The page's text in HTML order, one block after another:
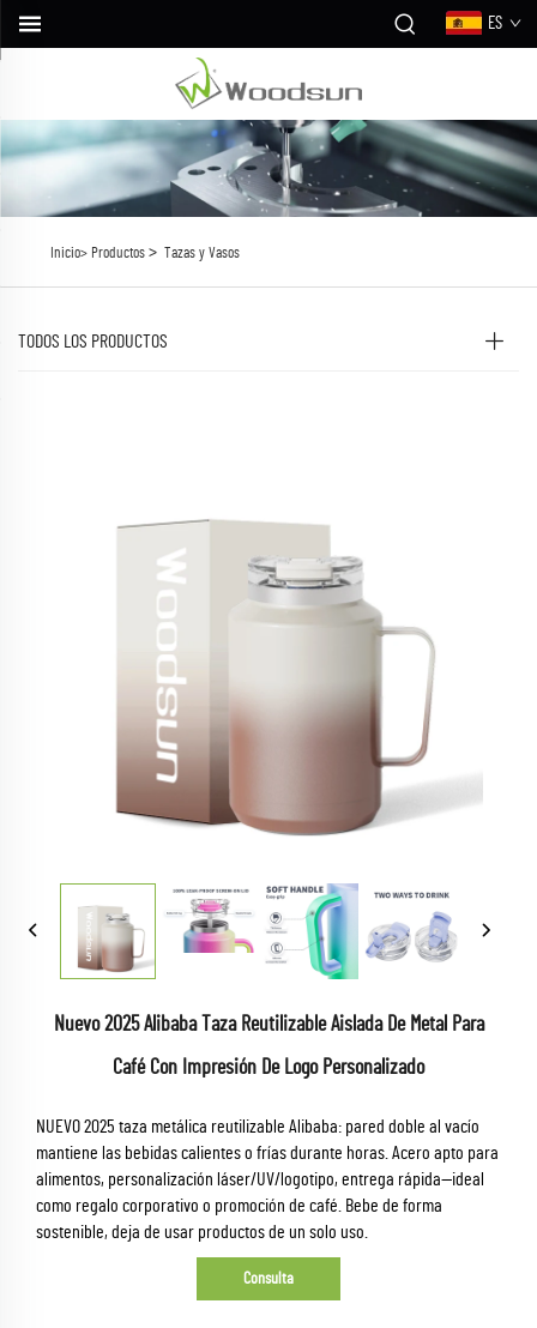
ES
Inicio> Productos> Tazas y Vasos
TODOS LOS PRODUCTOS
Nuevo 2025 Alibaba Taza Reutilizable Aislada De Metal Para
Café Con Impresión De Logo Personalizado
NUEVO 2025 taza metálica reutilizable Alibaba: pared doble al vacío
mantiene las bebidas calientes o frías durante horas. Acero apto para
alimentos, personalización láser/UV/logotipo, entrega rápida—ideal
como regalo corporativo o promoción de café. Bebe de forma
sostenible, deja de usar productos de un solo uso.
Consulta